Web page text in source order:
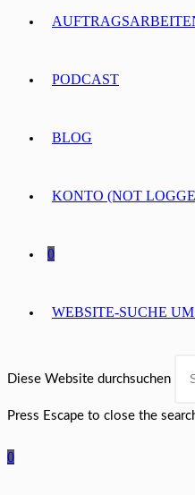
PODCAST
BLOG
KONTO (NOT
0
WEBSITE-SUCHE
Diese Website durchsuchen
Press Escape to close the
0